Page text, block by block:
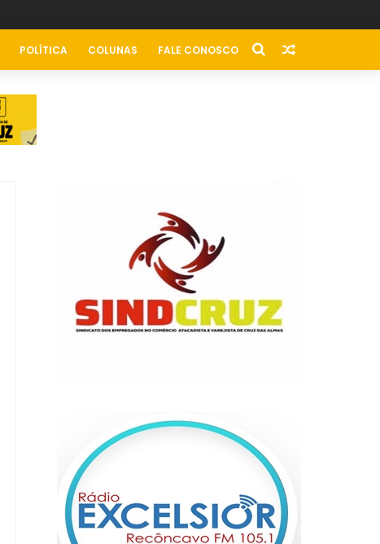
POLÍTICA COLUNAS FALE CONOSCO